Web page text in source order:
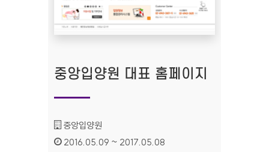
중앙입양원 대표 홈페이지
기관명 :
중앙입양원
인증기간 :
2016.05.09 ~ 2017.05.08